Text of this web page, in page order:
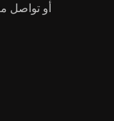
أو تواصل